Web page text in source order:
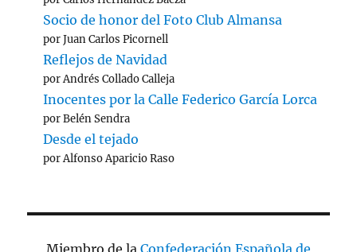
Socio de honor del Foto Club Almansa
por Juan Carlos Picornell
Reflejos de Navidad
por Andrés Collado Calleja
Inocentes por la Calle Federico García Lorca
por Belén Sendra
Desde el tejado
por Alfonso Aparicio Raso
Miembro de la Confederación Española de